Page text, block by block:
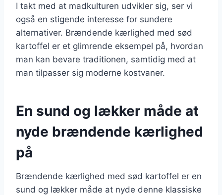
I takt med at madkulturen udvikler sig, ser vi
også en stigende interesse for sundere
alternativer. Brændende kærlighed med sød
kartoffel er et glimrende eksempel på, hvordan
man kan bevare traditionen, samtidig med at
man tilpasser sig moderne kostvaner.
En sund og lækker måde at
nyde brændende kærlighed
på
Brændende kærlighed med sød kartoffel er en
sund og lækker måde at nyde denne klassiske